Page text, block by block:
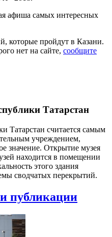
афиша самых интересных
которые пройдут в Казани.
нет на сайте, сообщите
Татарстан
Татарстан считается самым
учреждением,
значение. Открытие музея
находится в помещении
этого здания
сводчатых перекрытий.
публикации